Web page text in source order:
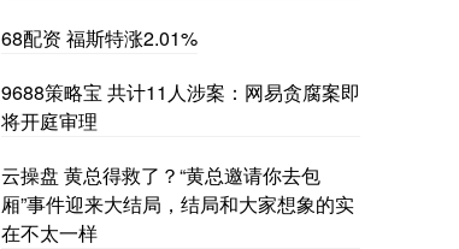
68配资 福斯特涨2.01%
9688策略宝 共计11人涉案：网易贪腐案即
将开庭审理
云操盘 黄总得救了？“黄总邀请你去包
厢”事件迎来大结局，结局和大家想象的实
在不太一样